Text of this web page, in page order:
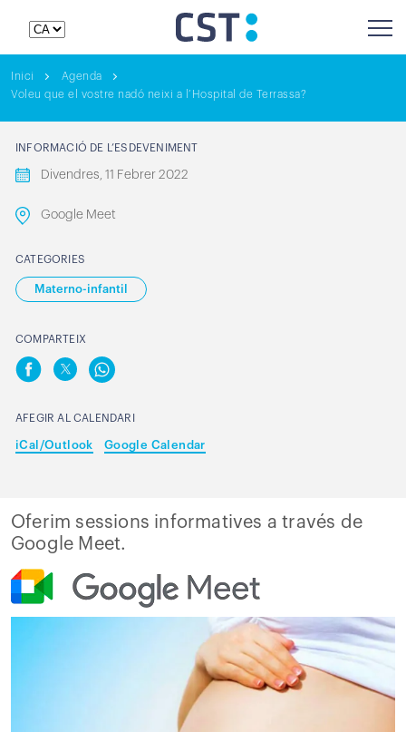
Inici
Agenda
Voleu que el vostre nadó neixi a l’Hospital de Terrassa?
INFORMACIÓ DE L’ESDEVENIMENT
Divendres, 11 Febrer 2022
Google Meet
CATEGORIES
Materno-infantil
COMPARTEIX
AFEGIR AL CALENDARI
iCal/Outlook Google Calendar
Oferim sessions informatives a través de
Google Meet.